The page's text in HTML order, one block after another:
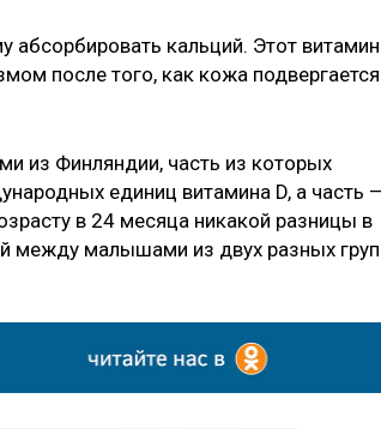
абсорбировать кальций. Этот витамин
после того, как кожа подвергается
из Финляндии, часть из которых
единиц витамина D, а часть
в 24 месяца никакой разницы в
между малышами из двух разных